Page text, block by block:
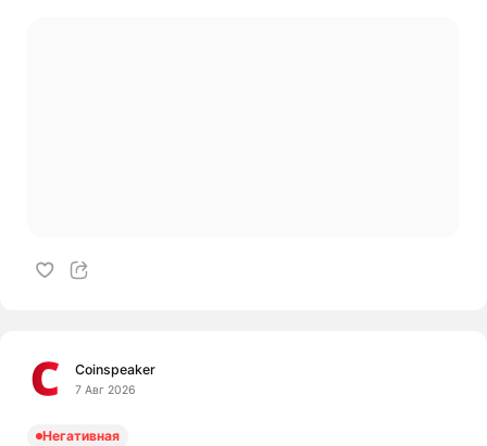
Coinspeaker
7 Авг 2026
Негативная